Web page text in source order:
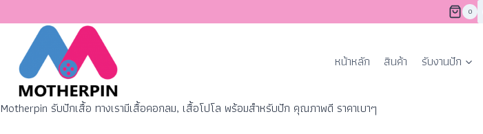
0
หน้าหลัก สินค้า รับงานปัก
Motherpin รับปักเสื้อ ทางเรามีเสื้อคอกลม, เสื้อโปโล พร้อมสำหรับปัก คุณภาพดี ราคาเบาๆ